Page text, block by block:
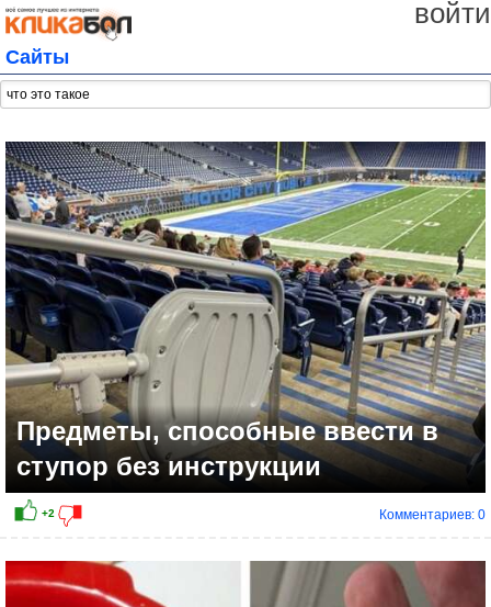
войти
Сайты
Предметы, способные ввести в
ступор без инструкции
Комментариев: 0